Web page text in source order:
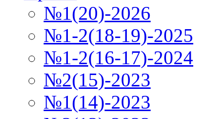
№1(20)-2026
№1-2(18-19)-2025
№1-2(16-17)-2024
№2(15)-2023
№1(14)-2023